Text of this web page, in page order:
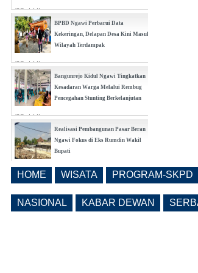
(0 Reply(s))
BPBD Ngawi Perbarui Data
Kekeringan, Delapan Desa Kini Masuk
Wilayah Terdampak
(0 Reply(s))
Bangunrejo Kidul Ngawi Tingkatkan
Kesadaran Warga Melalui Rembug
Pencegahan Stunting Berkelanjutan
(0 Reply(s))
Realisasi Pembangunan Pasar Beran
Ngawi Fokus di Eks Rumdin Wakil
Bupati
(0 Reply(s))
HOME WISATA PROGRAM-SKPD
NASIONAL KABAR DEWAN